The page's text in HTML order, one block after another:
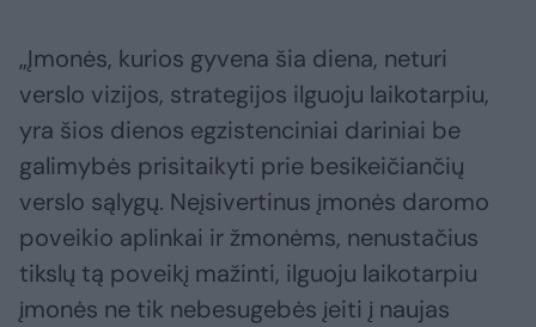
„Įmonės, kurios gyvena šia diena, neturi
verslo vizijos, strategijos ilguoju laikotarpiu,
yra šios dienos egzistenciniai dariniai be
galimybės prisitaikyti prie besikeičiančių
verslo sąlygų. Neįsivertinus įmonės daromo
poveikio aplinkai ir žmonėms, nenustačius
tikslų tą poveikį mažinti, ilguoju laikotarpiu
įmonės ne tik nebesugebės įeiti į naujas